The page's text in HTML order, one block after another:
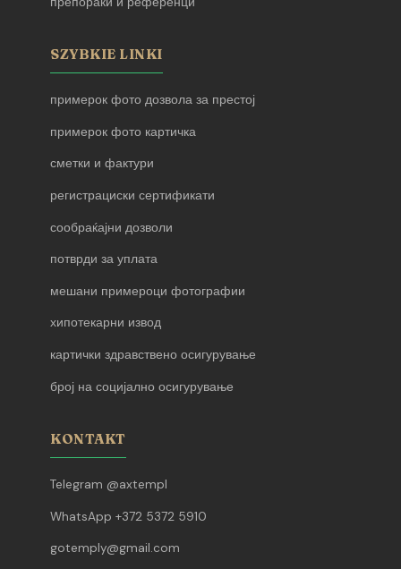
SZYBKIE LINKI
примерок фото дозвола за престој
примерок фото картичка
сметки и фактури
регистрациски сертификати
сообраќајни дозволи
потврди за уплата
мешани примероци фотографии
хипотекарни извод
картички здравствено осигурување
број на социјално осигурување
KONTAKT
Telegram @axtempl
WhatsApp +372 5372 5910
gotemply@gmail.com